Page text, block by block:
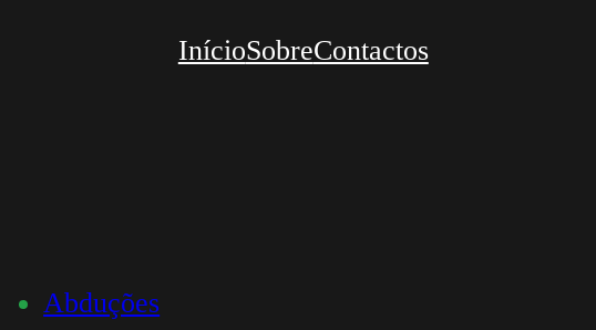
InícioSobreContactos
Abduções